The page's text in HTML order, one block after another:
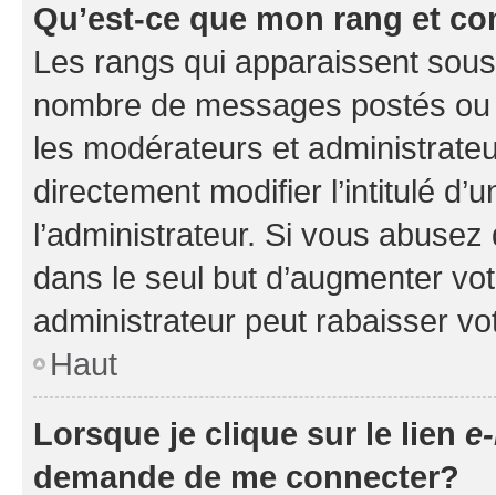
Qu’est-ce que mon rang et
Les rangs qui apparaissent
nombre de messages postés
les modérateurs et
directement modifier l’intitulé
l’administrateur. Si vous
dans le seul but d’augmenter
administrateur peut rabaisser
Haut
Lorsque je clique sur le lien
demande de me connecter?